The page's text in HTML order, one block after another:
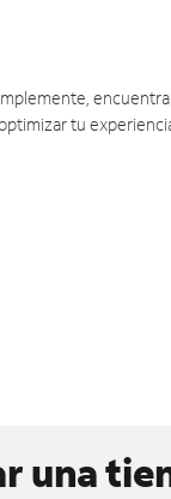
tu
una